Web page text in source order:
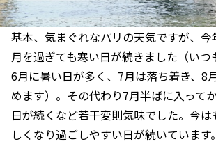
基本、気まぐれなパリの天気ですが、
月を過ぎても寒い日が続きました（いつ
6月に暑い日が多く、7月は落ち着き、8
めます）。その代わり7月半ばに入って
日が続くなど若干変則気味でした。今
しくなり過ごしやすい日が続いています。